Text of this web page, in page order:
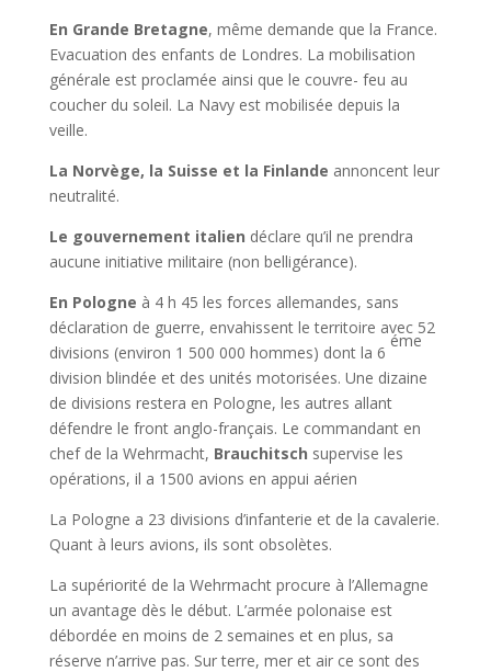
En Grande Bretagne, même demande que la France.
Evacuation des enfants de Londres. La mobilisation
générale est proclamée ainsi que le couvre- feu au
coucher du soleil. La Navy est mobilisée depuis la
veille.
La Norvège, la Suisse et la Finlande annoncent leur
neutralité.
Le gouvernement italien déclare qu’il ne prendra
aucune initiative militaire (non belligérance).
En Pologne à 4 h 45 les forces allemandes, sans
déclaration de guerre, envahissent le territoire avec 52
divisions (environ 1 500 000 hommes) dont la 6
éme
division blindée et des unités motorisées. Une dizaine
de divisions restera en Pologne, les autres allant
défendre le front anglo-français. Le commandant en
chef de la Wehrmacht, Brauchitsch supervise les
opérations, il a 1500 avions en appui aérien
La Pologne a 23 divisions d’infanterie et de la cavalerie.
Quant à leurs avions, ils sont obsolètes.
La supériorité de la Wehrmacht procure à l’Allemagne
un avantage dès le début. L’armée polonaise est
débordée en moins de 2 semaines et en plus, sa
réserve n’arrive pas. Sur terre, mer et air ce sont des